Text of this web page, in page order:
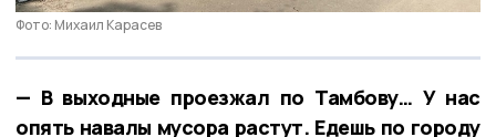
Фото: Михаил Карасев
— В выходные проезжал по Тамбову… У нас
опять навалы мусора растут. Едешь по городу